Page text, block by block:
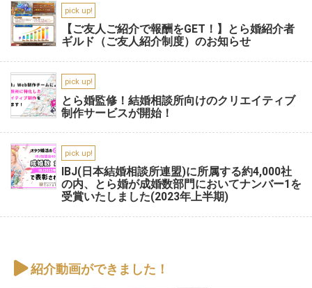
pick up!
【ご友人ご紹介で報酬をGET！】とら婚紹介者
ギルド（ご友人紹介制度）のお知らせ
pick up!
とら婚監修！結婚相談所向けのクリエイティブ
制作サービスが開始！
pick up!
IBJ(日本結婚相談所連盟)に所属する約4,000社
の内、とら婚が成婚数部門においてナンバー1を
受賞いたしました(2023年上半期)
紹介動画ができました！